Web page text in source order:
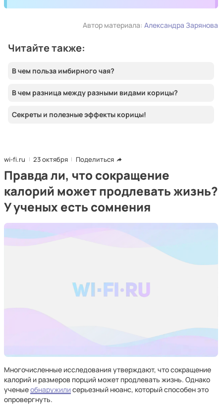
Автор материала: Александра Зарянова
Читайте также:
В чем польза имбирного чая?
В чем разница между разными видами корицы?
Секреты и полезные эффекты корицы!
wi-fi.ru 23 октября Поделиться
Правда ли, что сокращение
калорий может продлевать жизнь?
У ученых есть сомнения
Многочисленные исследования утверждают, что сокращение
калорий и размеров порций может продлевать жизнь. Однако
ученыеобнаружили серьезный нюанс, который способен это
опровергнуть.